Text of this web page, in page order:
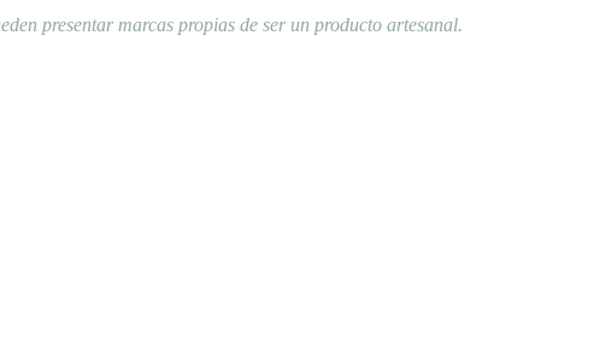
presentar marcas propias de ser un producto artesanal.